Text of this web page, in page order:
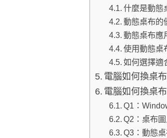
什麼是動態
動態桌布的
動態桌布應
使用動態桌
如何選擇適
電腦如何換桌
電腦如何換桌
Q1：
Q2：桌布
Q3：動態